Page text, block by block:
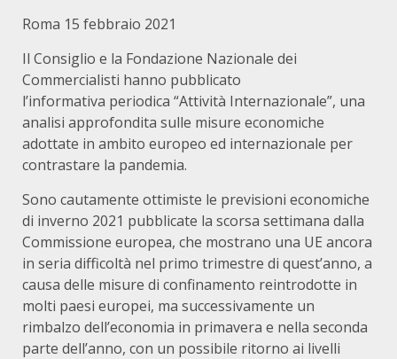
Roma 15 febbraio 2021
Il Consiglio e la Fondazione Nazionale dei
Commercialisti hanno pubblicato
l’informativa periodica “Attività Internazionale”, una
analisi approfondita sulle misure economiche
adottate in ambito europeo ed internazionale per
contrastare la pandemia.
Sono cautamente ottimiste le previsioni economiche
di inverno 2021 pubblicate la scorsa settimana dalla
Commissione europea, che mostrano una UE ancora
in seria difficoltà nel primo trimestre di quest’anno, a
causa delle misure di confinamento reintrodotte in
molti paesi europei, ma successivamente un
rimbalzo dell’economia in primavera e nella seconda
parte dell’anno, con un possibile ritorno ai livelli